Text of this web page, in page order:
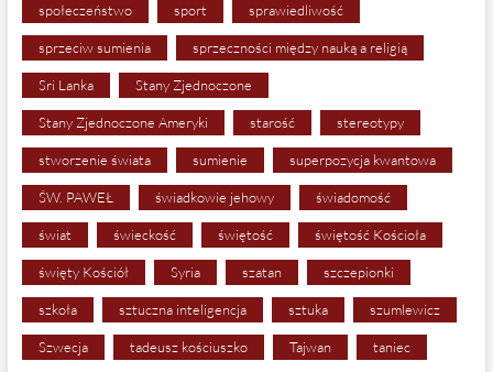
społeczeństwo sport sprawiedliwość
sprzeciw sumienia sprzeczności między nauką a religią
Sri Lanka Stany Zjednoczone
Stany Zjednoczone Ameryki starość stereotypy
stworzenie świata sumienie superpozycja kwantowa
ŚW. PAWEŁ świadkowie jehowy świadomość
świat świeckość świętość świętość Kościoła
święty Kościół Syria szatan szczepionki
szkoła sztuczna inteligencja sztuka szumlewicz
Szwecja tadeusz kościuszko Tajwan taniec